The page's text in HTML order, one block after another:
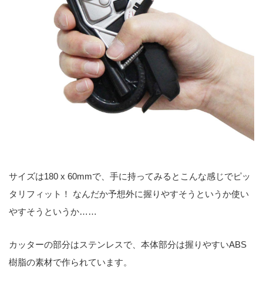
サイズは180 x 60mmで、手に持ってみるとこんな感じでピッ
タリフィット！ なんだか予想外に握りやすそうというか使い
やすそうというか……
カッターの部分はステンレスで、本体部分は握りやすいABS
樹脂の素材で作られています。